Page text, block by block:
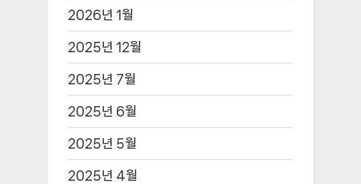
2026년 1월
2025년 12월
2025년 7월
2025년 6월
2025년 5월
2025년 4월